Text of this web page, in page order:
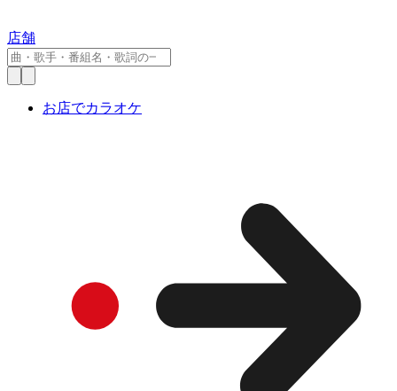
店舗
お店でカラオケ